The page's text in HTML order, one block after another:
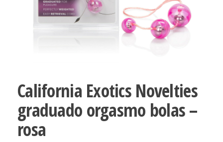
California Exotics Novelties
graduado orgasmo bolas –
rosa